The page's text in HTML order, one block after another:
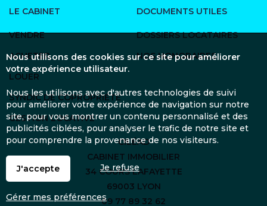
LE CABINET
VENDRE
ACHETER
LOUER
SYNDIC DE COPROPRIÉTÉ
GESTION LOCATIVE
DOCUMENTS UTILES
DOSSIERS LOCATAIRES
NOS HONORAIRES
CILÉAD
CABINET IMMOBILIER
34 COURS LAFAYETTE
69003 LYON
09 77 89 32 62
Nous utilisons des cookies sur ce site pour améliorer
votre expérience utilisateur.
Nous les utilisons avec d'autres technologies de suivi
pour améliorer votre expérience de navigation sur notre
site, pour vous montrer un contenu personnalisé et des
publicités ciblées, pour analyser le trafic de notre site et
pour comprendre la provenance de nos visiteurs.
J'accepte Je refuse
Gérer mes préférences